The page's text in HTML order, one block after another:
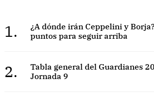
1.
¿A dónde irán Ceppelini y
puntos para seguir arriba
2.
Tabla general del Guardianes
Jornada 9